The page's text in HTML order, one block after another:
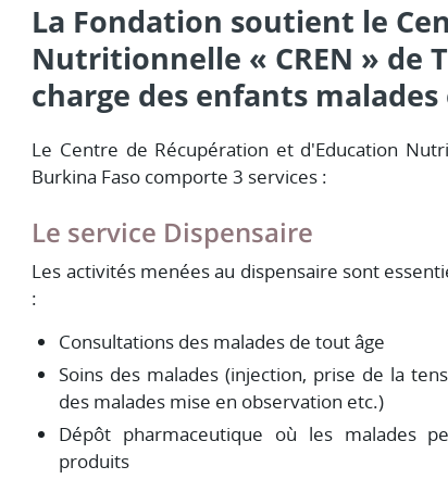
La Fondation soutient le
Nutritionnelle « CREN » de
charge des enfants
Le Centre de Récupération et d'Education
Burkina Faso comporte 3 services :
Le service Dispensaire
Les activités menées au dispensaire sont
:
Consultations des malades de tout âge
Soins des malades (injection, prise de la
des malades mise en observation etc.)
Dépôt pharmaceutique où les malades
produits